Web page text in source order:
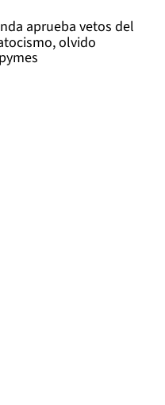
aprueba vetos del
olvido